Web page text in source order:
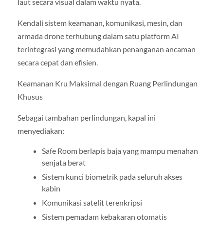
Kendali sistem keamanan, komunikasi, mesin, dan
armada drone terhubung dalam satu platform AI
terintegrasi yang memudahkan penanganan ancaman
secara cepat dan efisien.
Keamanan Kru Maksimal dengan Ruang Perlindungan
Khusus
Sebagai tambahan perlindungan, kapal ini
menyediakan:
Safe Room berlapis baja yang mampu menahan
senjata berat
Sistem kunci biometrik pada seluruh akses
kabin
Komunikasi satelit terenkripsi
Sistem pemadam kebakaran otomatis